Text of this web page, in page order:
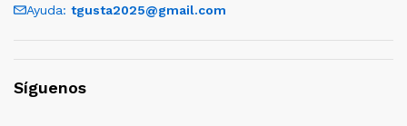
Ayuda: tgusta2025@gmail.com
Síguenos